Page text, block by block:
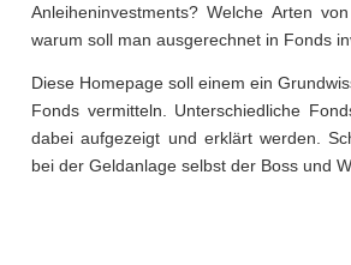
Anleiheninvestments? Welche Arten
warum soll man ausgerechnet in Fonds
Diese Homepage soll einem ein
Fonds vermitteln. Unterschiedliche
dabei aufgezeigt und erklärt werden.
bei der Geldanlage selbst der Boss und